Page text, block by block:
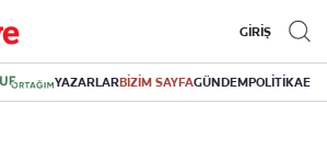
GİRİŞ
YAZARLARBİZİM SAYFAGÜNDEMPOLİTİKA